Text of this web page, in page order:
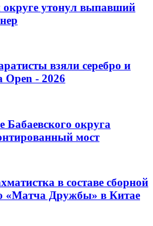
утонул выпавший
взяли серебро и
Open - 2026
Бабаевского округа
мост
в составе сборной
«Матча Дружбы» в Китае